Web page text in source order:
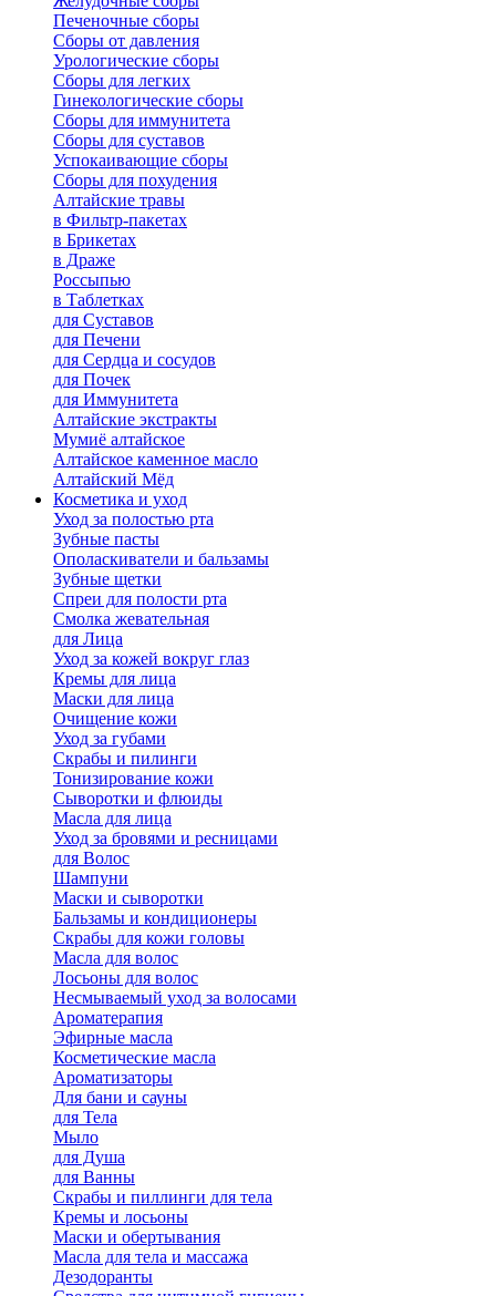
Печеночные сборы
Сборы от давления
Урологические сборы
Сборы для легких
Гинекологические сборы
Сборы для иммунитета
Сборы для суставов
Успокаивающие сборы
Сборы для похудения
Алтайские травы
в Фильтр-пакетах
в Брикетах
в Драже
Россыпью
в Таблетках
для Cуставов
для Печени
для Сердца и сосудов
для Почек
для Иммунитета
Алтайские экстракты
Мумиё алтайское
Алтайское каменное масло
Алтайский Мёд
Косметика и уход
Уход за полостью рта
Зубные пасты
Ополаскиватели и бальзамы
Зубные щетки
Спреи для полости рта
Смолка жевательная
для Лица
Уход за кожей вокруг глаз
Кремы для лица
Маски для лица
Очищение кожи
Уход за губами
Скрабы и пилинги
Тонизирование кожи
Сыворотки и флюиды
Масла для лица
Уход за бровями и ресницами
для Волос
Шампуни
Маски и сыворотки
Бальзамы и кондиционеры
Скрабы для кожи головы
Масла для волос
Лосьоны для волос
Несмываемый уход за волосами
Ароматерапия
Эфирные масла
Косметические масла
Ароматизаторы
Для бани и сауны
для Тела
Мыло
для Душа
для Ванны
Скрабы и пиллинги для тела
Кремы и лосьоны
Маски и обертывания
Масла для тела и массажа
Дезодоранты